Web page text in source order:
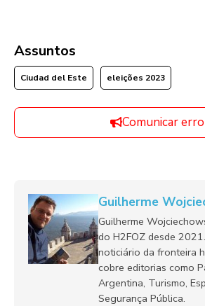
Assuntos
Ciudad del Este eleições 2023
Comunicar erro
Guilherme
Guilherme
do H2FOZ desde
noticiário da fronteira
cobre editorias como
Argentina, Turismo,
Segurança Pública.